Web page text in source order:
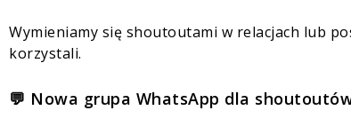
Wymieniamy się shoutoutami w relacjach lub
korzystali.
💬 Nowa grupa WhatsApp dla